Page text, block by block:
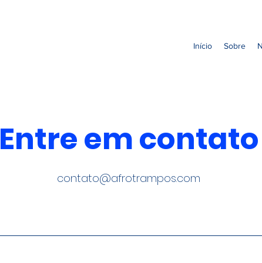
Início Sobre
Entre em contato
contato@afrotrampos.com